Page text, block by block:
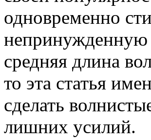
одновременно
непринужденную
средняя длина
то эта статья
сделать
лишних усилий.